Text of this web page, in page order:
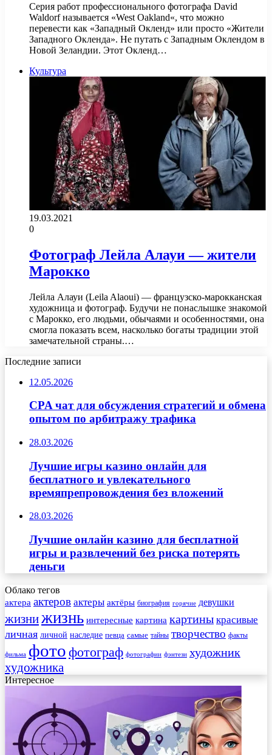
Серия работ профессионального фотографа David
Waldorf называется «West Oakland«, что можно
перевести как «Западный Окленд» или просто «Жители
Западного Окленда». Не путать с Западным Оклендом в
Новой Зеландии. Этот Окленд…
Культура
19.03.2021
0
Фотограф Лейла Алауи — жители
Марокко
Лейла Алауи (Leila Alaoui) — французско-марокканская
художница и фотограф. Будучи не понаслышке знакомой
с Марокко, его людьми, обычаями и особенностями, она
смогла показать всем, насколько богаты традиции этой
замечательной страны.…
Последние записи
12.05.2026
CPA чат для обсуждения стратегий и обмена
опытом по арбитражу трафика
28.03.2026
Лучшие игры казино онлайн для
бесплатного и увлекательного
времяпрепровождения без вложений
28.03.2026
Лучшие онлайн казино для бесплатной
игры и развлечений без риска потерять
деньги
Облако тегов
актера актеров актеры актёры биография горячие девушки
жизнижизнь интересные картина картины красивые
личная личной наследие певца самые тайны творчество факты
фильма фото фотограф фотографии фэнтези художник
художника
Интересное